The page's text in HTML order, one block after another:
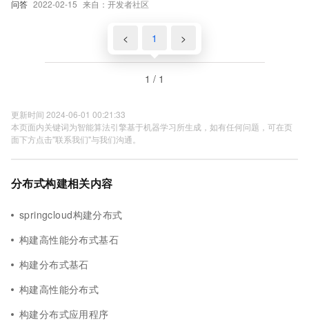
问答 2022-02-15 来自：开发者社区
< 1 >
1 / 1
更新时间 2024-06-01 00:21:33
本页面内关键词为智能算法引擎基于机器学习所生成，如有任何问题，可在页
面下方点击"联系我们"与我们沟通。
分布式构建相关内容
springcloud构建分布式
构建高性能分布式基石
构建分布式基石
构建高性能分布式
构建分布式应用程序